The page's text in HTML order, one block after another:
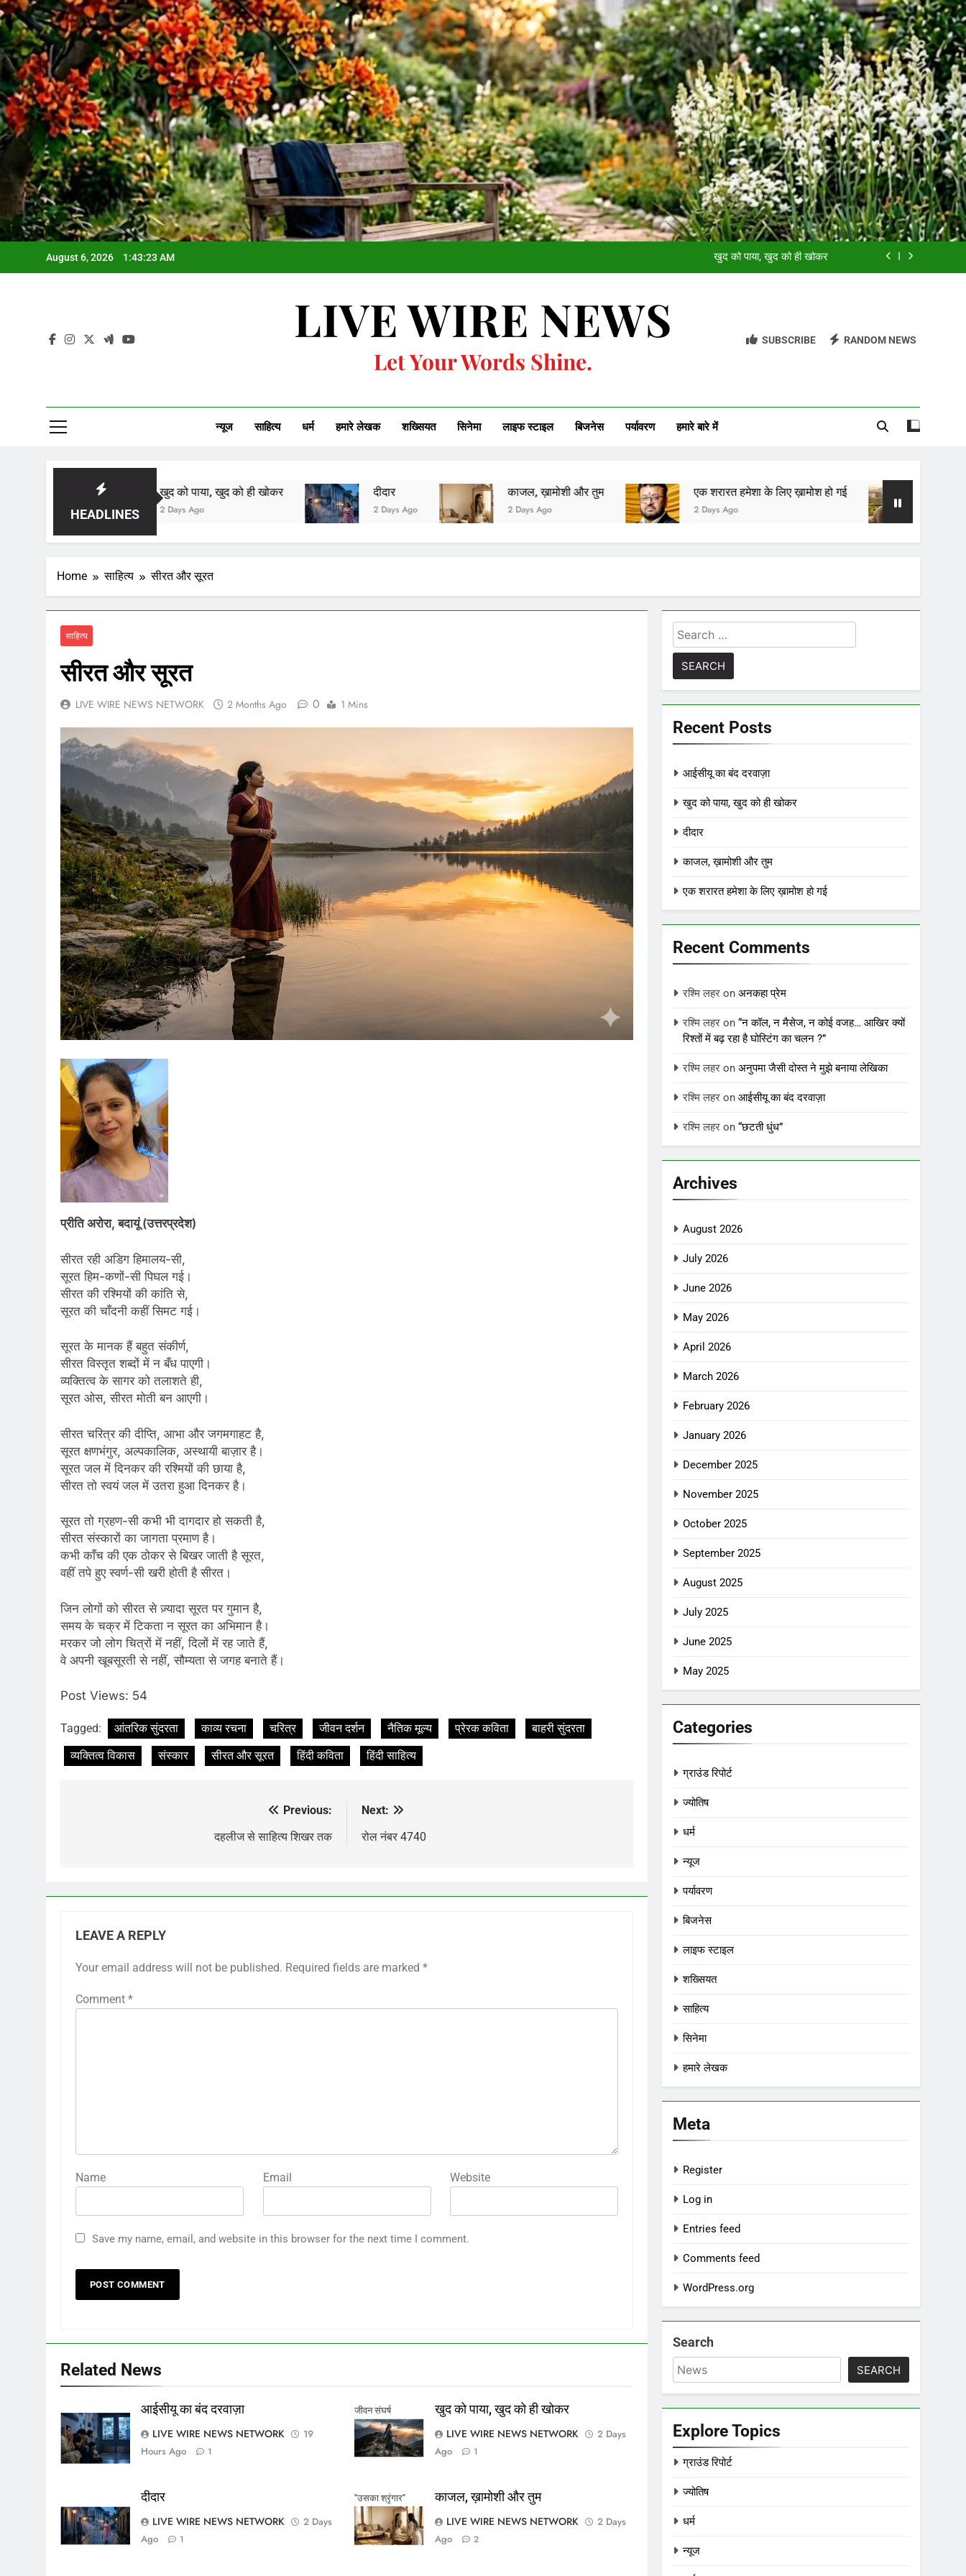
Skip
to
content
August 6, 2026 1:43:25 AM
काजल, ख़ामोशी और तुम
आईसीयू का बंद दरवाज़ा
खुद को पाया, खुद को ही खोकर
LIVE WIRE NEWS
Let Your Words Shine.
SUBSCRIBE RANDOM NEWS
न्यूज साहित्य धर्म हमारे लेखक शख्सियत सिनेमा लाइफ स्टाइल बिजनेस पर्यावरण हमारे बारे में
HEADLINES
खुद को पाया, खुद को ही खोकर
2 Days Ago
दीदार
2 Days Ago
काजल, ख़ामोशी और तुम
2 Days Ago
एक शरारत हमेशा के लिए ख़ामोश हो गई
2 Days Ago
अनकहा प्रेम
2 Days Ago
Home साहित्य सीरत और सूरत
साहित्य
सीरत और सूरत
LIVE WIRE NEWS NETWORK 2 Months Ago 0 1 Mins
प्रीति अरोरा, बदायूं (उत्तरप्रदेश)
सीरत रही अडिग हिमालय-सी,
सूरत हिम-कणों-सी पिघल गई।
सीरत की रश्मियों की कांति से,
सूरत की चाँदनी कहीं सिमट गई।
सूरत के मानक हैं बहुत संकीर्ण,
सीरत विस्तृत शब्दों में न बँध पाएगी।
व्यक्तित्व के सागर को तलाशते ही,
सूरत ओस, सीरत मोती बन आएगी।
सीरत चरित्र की दीप्ति, आभा और जगमगाहट है,
सूरत क्षणभंगुर, अल्पकालिक, अस्थायी बाज़ार है।
सूरत जल में दिनकर की रश्मियों की छाया है,
सीरत तो स्वयं जल में उतरा हुआ दिनकर है।
सूरत तो ग्रहण-सी कभी भी दागदार हो सकती है,
सीरत संस्कारों का जागता प्रमाण है।
कभी काँच की एक ठोकर से बिखर जाती है सूरत,
वहीं तपे हुए स्वर्ण-सी खरी होती है सीरत।
जिन लोगों को सीरत से ज़्यादा सूरत पर गुमान है,
समय के चक्र में टिकता न सूरत का अभिमान है।
मरकर जो लोग चित्रों में नहीं, दिलों में रह जाते हैं,
वे अपनी खूबसूरती से नहीं, सौम्यता से जगह बनाते हैं।
Post Views: 54
Tagged: आंतरिक सुंदरता काव्य रचना चरित्र जीवन दर्शन नैतिक मूल्य प्रेरक कविता
बाहरी सुंदरता
व्यक्तित्व विकास
संस्कार सीरत और सूरत हिंदी कविता हिंदी साहित्य
Previous:
दहलीज से साहित्य शिखर तक
Next:
रोल नंबर 4740
LEAVE A REPLY
Your email address will not be published. Required fields are marked *
Comment *
Name Email Website
Save my name, email, and website in this browser for the next time I comment.
Related News
आईसीयू का बंद दरवाज़ा
LIVE WIRE NEWS NETWORK
19
Hours Ago
1
जीवन संघर्ष
खुद को पाया, खुद को ही खोकर
LIVE WIRE NEWS NETWORK
2 Days
Ago
1
दीदार
LIVE WIRE NEWS NETWORK
2 Days
Ago
1
"उसका श्रृंगार"
काजल, ख़ामोशी और तुम
LIVE WIRE NEWS NETWORK
2 Days
Ago
2
Search
for:
Recent Posts
आईसीयू का बंद दरवाज़ा
खुद को पाया, खुद को ही खोकर
दीदार
काजल, ख़ामोशी और तुम
एक शरारत हमेशा के लिए ख़ामोश हो गई
Recent Comments
रश्मि लहर onअनकहा प्रेम
रश्मि लहर on“न कॉल, न मैसेज, न कोई वजह… आखिर क्यों
रिश्तों में बढ़ रहा है घोस्टिंग का चलन ?”
रश्मि लहर onअनुपमा जैसी दोस्त ने मुझे बनाया लेखिका
रश्मि लहर onआईसीयू का बंद दरवाज़ा
रश्मि लहर on“छटती धुंध”
Archives
August 2026
July 2026
June 2026
May 2026
April 2026
March 2026
February 2026
January 2026
December 2025
November 2025
October 2025
September 2025
August 2025
July 2025
June 2025
May 2025
Categories
ग्राउंड रिपोर्ट
ज्योतिष
धर्म
न्यूज
पर्यावरण
बिजनेस
लाइफ स्टाइल
शख्सियत
साहित्य
सिनेमा
हमारे लेखक
Meta
Register
Log in
Entries feed
Comments feed
WordPress.org
Search
SEARCH
Explore Topics
ग्राउंड रिपोर्ट
ज्योतिष
धर्म
न्यूज